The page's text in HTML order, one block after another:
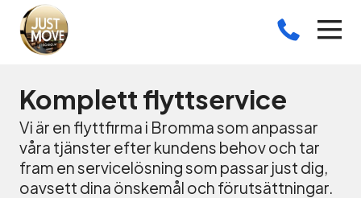
Komplett flyttservice
Vi är en flyttfirma i Bromma som anpassar
våra tjänster efter kundens behov och tar
fram en servicelösning som passar just dig,
oavsett dina önskemål och förutsättningar.